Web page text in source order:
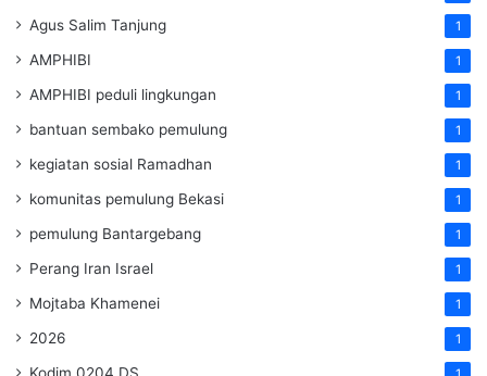
Agus Salim Tanjung 1
AMPHIBI 1
AMPHIBI peduli lingkungan 1
bantuan sembako pemulung 1
kegiatan sosial Ramadhan 1
komunitas pemulung Bekasi 1
pemulung Bantargebang 1
Perang Iran Israel 1
Mojtaba Khamenei 1
2026 1